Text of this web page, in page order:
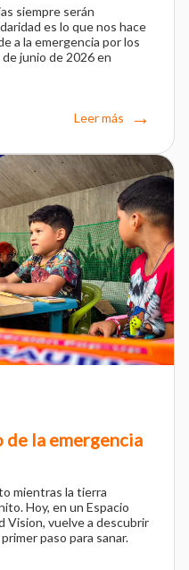
siempre serán
es lo que nos hace
a la emergencia por los
junio de 2026 en
Leer más
de la emergencia
mientras la tierra
Hoy, en un Espacio
Vision, vuelve a descubrir
paso para sanar.